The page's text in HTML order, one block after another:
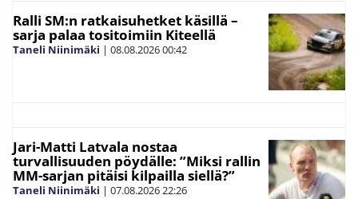
Ralli SM:n ratkaisuhetket käsillä –
sarja palaa tositoimiin Kiteellä
Taneli Niinimäki | 08.08.202600:42
Jari-Matti Latvala nostaa
turvallisuuden pöydälle: ”Miksi rallin
MM-sarjan pitäisi kilpailla siellä?”
Taneli Niinimäki | 07.08.202622:26